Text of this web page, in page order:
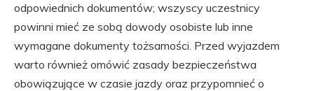
odpowiednich dokumentów; wszyscy uczestnicy
powinni mieć ze sobą dowody osobiste lub inne
wymagane dokumenty tożsamości. Przed wyjazdem
warto również omówić zasady bezpieczeństwa
obowiązujące w czasie jazdy oraz przypomnieć o